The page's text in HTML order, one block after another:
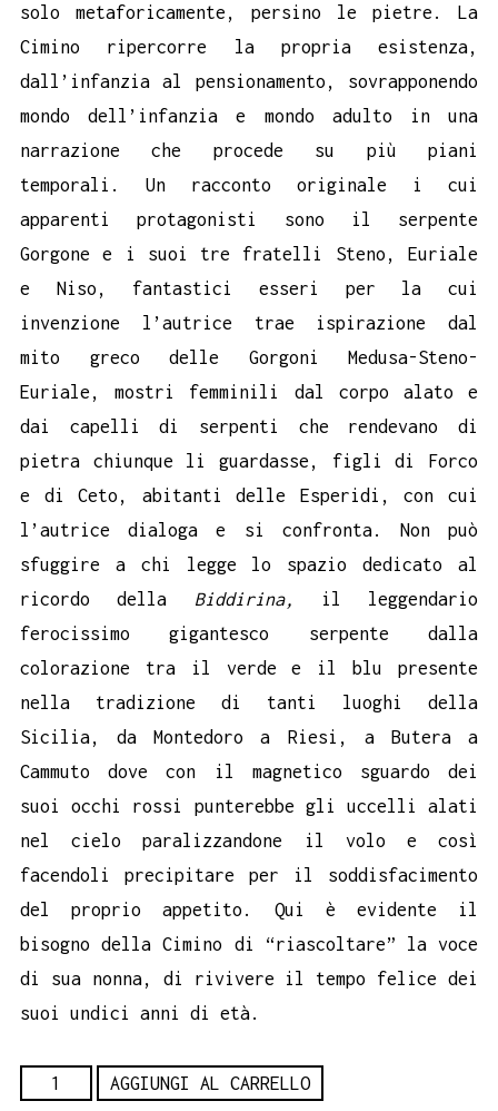
solo metaforicamente, persino le pietre. La
Cimino ripercorre la propria esistenza,
dall’infanzia al pensionamento, sovrapponendo
mondo dell’infanzia e mondo adulto in una
narrazione che procede su più piani
temporali. Un racconto originale i cui
apparenti protagonisti sono il serpente
Gorgone e i suoi tre fratelli Steno, Euriale
e Niso, fantastici esseri per la cui
invenzione l’autrice trae ispirazione dal
mito greco delle Gorgoni Medusa-Steno-
Euriale, mostri femminili dal corpo alato e
dai capelli di serpenti che rendevano di
pietra chiunque li guardasse, figli di Forco
e di Ceto, abitanti delle Esperidi, con cui
l’autrice dialoga e si confronta. Non può
sfuggire a chi legge lo spazio dedicato al
ricordo della Biddirina,
il leggendario
ferocissimo gigantesco serpente dalla
colorazione tra il verde e il blu presente
nella tradizione di tanti luoghi della
Sicilia, da Montedoro a Riesi, a Butera a
Cammuto dove con il magnetico sguardo dei
suoi occhi rossi punterebbe gli uccelli alati
nel cielo paralizzandone il volo e così
facendoli precipitare per il soddisfacimento
del proprio appetito. Qui è evidente il
bisogno della Cimino di “riascoltare” la voce
di sua nonna, di rivivere il tempo felice dei
suoi undici anni di età.
AGGIUNGI AL CARRELLO